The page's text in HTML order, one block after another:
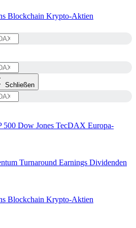
Blockchain Krypto-Aktien
Schließen
500 Dow Jones TecDAX Europa-
Turnaround Earnings Dividenden
Blockchain Krypto-Aktien